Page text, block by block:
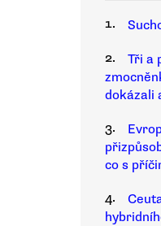
1.
2.
Tři a
dokázali
3.
co s
4.